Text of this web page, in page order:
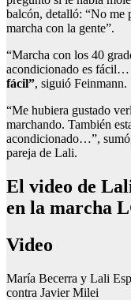
balcón, detalló: “No me
marcha con la gente”.
“Marcha con los 40
acondicionado es
fácil”, siguió Feinmann.
“Me hubiera gustado
marchando. También
acondicionado…”,
pareja de Lali.
El video de
en la marcha
Video
María Becerra y Lali
contra Javier Milei